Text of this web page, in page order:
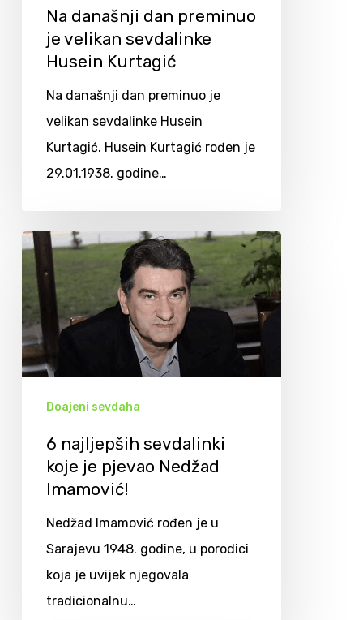
Na današnji dan preminuo
je velikan sevdalinke
Husein Kurtagić
Na današnji dan preminuo je
velikan sevdalinke Husein
Kurtagić. Husein Kurtagić rođen je
29.01.1938. godine…
Doajeni sevdaha
6 najljepših sevdalinki
koje je pjevao Nedžad
Imamović!
Nedžad Imamović rođen je u
Sarajevu 1948. godine, u porodici
koja je uvijek njegovala
tradicionalnu…